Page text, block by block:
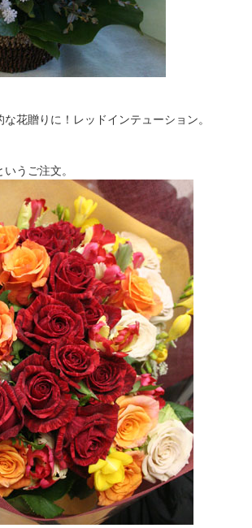
花贈りに！レッドインテューション。
うご注文。